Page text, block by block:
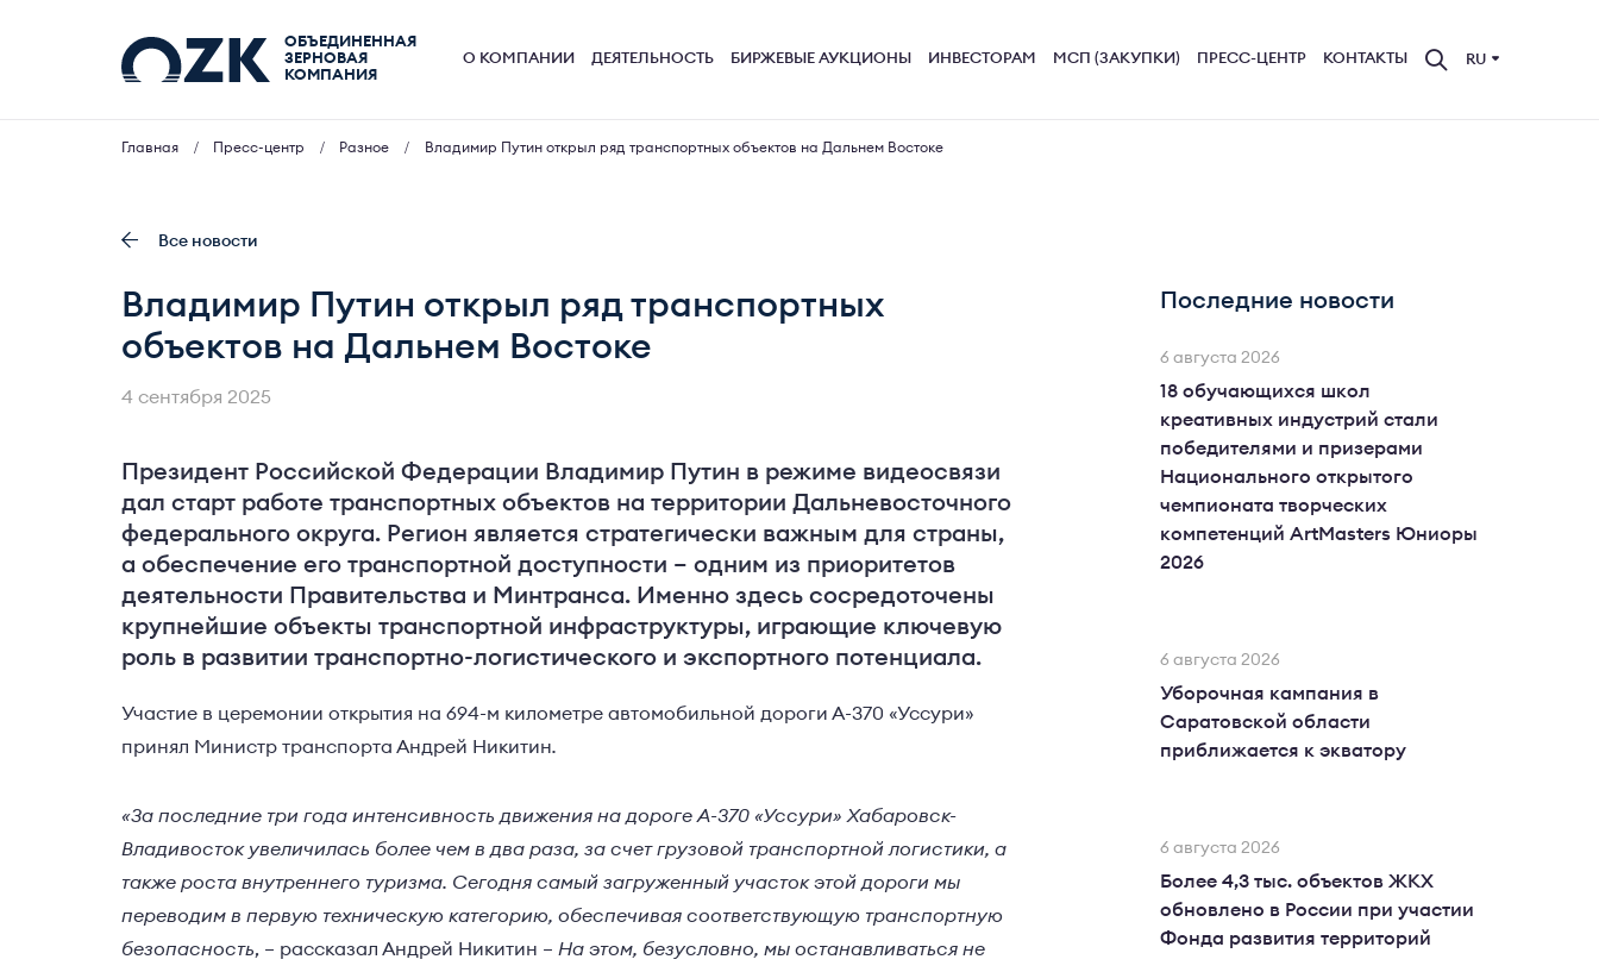
ОБЪЕДИНЕННАЯ
ЗЕРНОВАЯ
КОМПАНИЯ
О КОМПАНИИ ДЕЯТЕЛЬНОСТЬ БИРЖЕВЫЕ АУКЦИОНЫ ИНВЕСТОРАМ МСП (ЗАКУПКИ) ПРЕСС-ЦЕНТР КОНТАКТЫ RU
Главная Пресс-центр Разное Владимир Путин открыл ряд транспортных объектов на Дальнем Востоке
Все новости
Владимир Путин открыл ряд транспортных
объектов на Дальнем Востоке
4 сентября 2025
Президент Российской Федерации Владимир Путин в режиме видеосвязи
дал старт работе транспортных объектов на территории Дальневосточного
федерального округа. Регион является стратегически важным для страны,
а обеспечение его транспортной доступности – одним из приоритетов
деятельности Правительства и Минтранса. Именно здесь сосредоточены
крупнейшие объекты транспортной инфраструктуры, играющие ключевую
роль в развитии транспортно-логистического и экспортного потенциала.
Участие в церемонии открытия на 694-м километре автомобильной дороги А-370 «Уссури»
принял Министр транспорта Андрей Никитин.
«За последние три года интенсивность движения на дороге А-370 «Уссури» Хабаровск-
Владивосток увеличилась более чем в два раза, за счет грузовой транспортной логистики, а
также роста внутреннего туризма. Сегодня самый загруженный участок этой дороги мы
переводим в первую техническую категорию, обеспечивая соответствующую транспортную
безопасность, – рассказал Андрей Никитин – На этом, безусловно, мы останавливаться не
Последние новости
6 августа 2026
18 обучающихся школ
креативных индустрий стали
победителями и призерами
Национального открытого
чемпионата творческих
компетенций ArtMasters Юниоры
2026
6 августа 2026
Уборочная кампания в
Саратовской области
приближается к экватору
6 августа 2026
Более 4,3 тыс. объектов ЖКХ
обновлено в России при участии
Фонда развития территорий